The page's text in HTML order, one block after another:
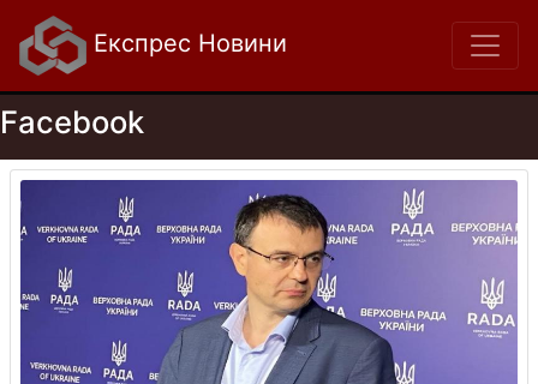
Експрес Новини
Facebook